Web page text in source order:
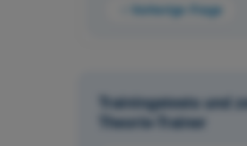
Vorherige Frage
Trainingstests und
Theorie-Trainer